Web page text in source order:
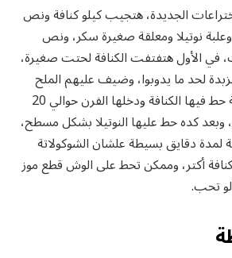
الجديدة، هتجيب كيلو كنافة ونص
نوتيلا ومعلقة صغيرة سكر، ونص
في الأول هتفتفت الكنافة لحتت صغيرة،
لحد ما يدوبوا، وضيف عليهم الملح
والسكر، وحضر صينية حط فيها الكنافة ودخلها الفرن حوالي 20
وبعد كده حط عليها النوتيلا بشكل مسطح،
لمدة دقايق بسيطة علشان الشوكولاتة
أكتر، وممكن تحط على الوش قطع موز
تحب.